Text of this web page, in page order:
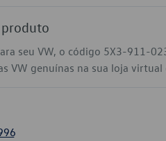
produto
seu VW, o código 5X3-911-
VW genuínas na sua loja